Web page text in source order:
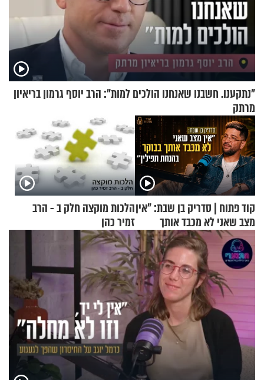
"נתקענו. חשבנו שאנחנו הולכים למות": הרב יוסף גרמון בריאיון
מרתק
קוד פתוח | סדריק בן שבת: "אין
מצב שאני לא מכבד אותך
בבוקר בהנחת תפילין"
הלכות מוקצה חלק ב - הרב
זמיר כהן